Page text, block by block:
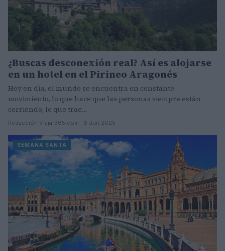
¿Buscas desconexión real? Así es alojarse
en un hotel en el Pirineo Aragonés
Hoy en día, el mundo se encuentra en constante
movimiento, lo que hace que las personas siempre están
corriendo, lo que trae…
Redacción Viajar365.com · 6 Jun 2025
SEMANA SANTA